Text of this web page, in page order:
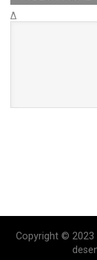
Δ
Copyright © 2023